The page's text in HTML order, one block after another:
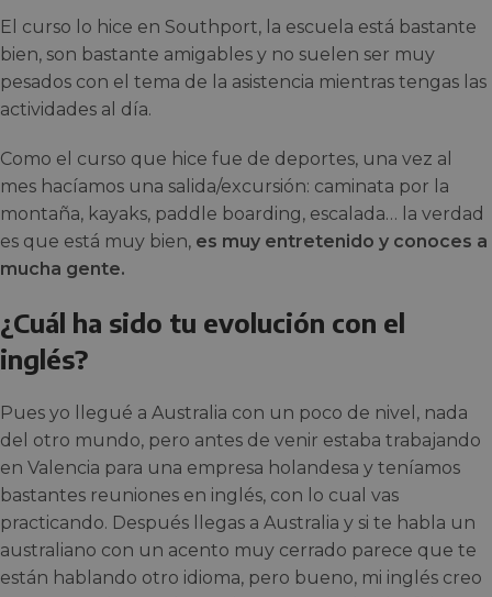
El curso lo hice en Southport, la escuela está bastante
bien, son bastante amigables y no suelen ser muy
pesados con el tema de la asistencia mientras tengas las
actividades al día.
Como el curso que hice fue de deportes, una vez al
mes hacíamos una salida/excursión: caminata por la
montaña, kayaks, paddle boarding, escalada… la verdad
es que está muy bien, es muy entretenido y conoces a
mucha gente.
¿Cuál ha sido tu evolución con el
inglés?
Pues yo llegué a Australia con un poco de nivel, nada
del otro mundo, pero antes de venir estaba trabajando
en Valencia para una empresa holandesa y teníamos
bastantes reuniones en inglés, con lo cual vas
practicando. Después llegas a Australia y si te habla un
australiano con un acento muy cerrado parece que te
están hablando otro idioma, pero bueno, mi inglés creo